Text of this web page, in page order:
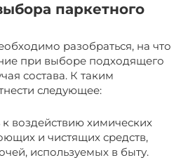
паркетного
разобраться, на что
при выборе подходящего
состава. К таким
следующее:
к воздействию химических
и чистящих средств,
используемых в быту.